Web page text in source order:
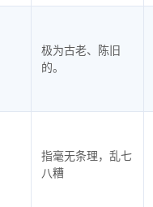
极为古老、陈旧
的。
指毫无条理，乱七
八糟